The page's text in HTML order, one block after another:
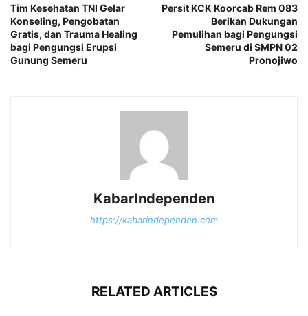
Tim Kesehatan TNI Gelar
Konseling, Pengobatan
Gratis, dan Trauma Healing
bagi Pengungsi Erupsi
Gunung Semeru
Persit KCK Koorcab Rem 083
Berikan Dukungan
Pemulihan bagi Pengungsi
Semeru di SMPN 02
Pronojiwo
KabarIndependen
https://kabarindependen.com
RELATED ARTICLES